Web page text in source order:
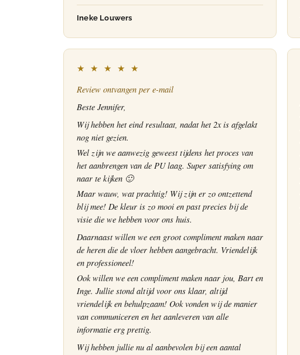
Ineke Louwers
★ ★ ★ ★ ★
Review ontvangen per e-mail
Beste Jennifer,
Wij hebben het eind resultaat, nadat het 2x is afgelakt
nog niet gezien.
Wel zijn we aanwezig geweest tijdens het proces van
het aanbrengen van de PU laag. Super satisfying om
naar te kijken 🙂
Maar wauw, wat prachtig! Wij zijn er zo ontzettend
blij mee! De kleur is zo mooi en past precies bij de
visie die we hebben voor ons huis.
Daarnaast willen we een groot compliment maken naar
de heren die de vloer hebben aangebracht. Vriendelijk
en professioneel!
Ook willen we een compliment maken naar jou, Bart en
Inge. Jullie stond altijd voor ons klaar, altijd
vriendelijk en behulpzaam! Ook vonden wij de manier
van communiceren en het aanleveren van alle
informatie erg prettig.
Wij hebben jullie nu al aanbevolen bij een aantal